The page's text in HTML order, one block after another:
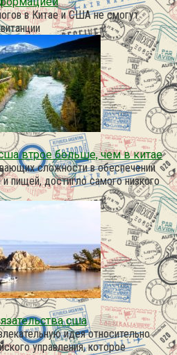
в Китае и США не смогут
втрое больше, чем в китае
сложности в обеспечении
пищей, достигло самого низкого
сша
идея относительно
управления, которое